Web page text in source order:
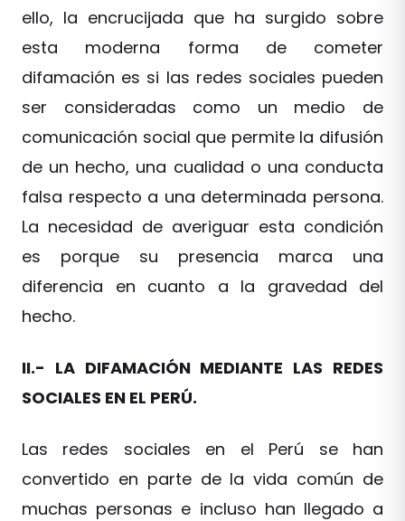
ello, la encrucijada que ha surgido sobre
esta moderna forma de cometer
difamación es si las redes sociales pueden
ser consideradas como un medio de
comunicación social que permite la difusión
de un hecho, una cualidad o una conducta
falsa respecto a una determinada persona.
La necesidad de averiguar esta condición
es porque su presencia marca una
diferencia en cuanto a la gravedad del
hecho.
II.- LA DIFAMACIÓN MEDIANTE LAS REDES
SOCIALES EN EL PERÚ.
Las redes sociales en el Perú se han
convertido en parte de la vida común de
muchas personas e incluso han llegado a